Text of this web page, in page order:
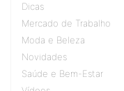
Dicas
Mercado de Trabalho
Moda e Beleza
Novidades
Saúde e Bem-Estar